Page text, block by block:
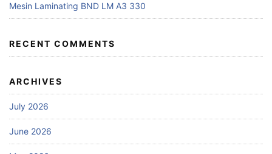
Mesin Laminating BND LM A3 330
RECENT COMMENTS
ARCHIVES
July 2026
June 2026